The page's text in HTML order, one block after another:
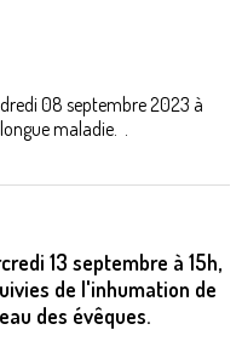
08 septembre 2023 à
maladie. .
13 septembre à 15h,
de l'inhumation de
des évêques.